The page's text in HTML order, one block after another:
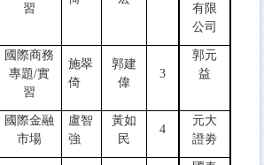
習
有限
公司
國際商務
專題/實
習
施翠
倚
郭建
偉
3
郭元
益
國際金融
市場
盧智
強
黃如
民
4
元大
證劵